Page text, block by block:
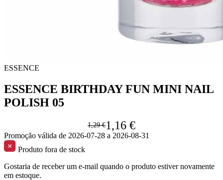
ESSENCE
ESSENCE BIRTHDAY FUN MINI NAIL
POLISH 05
1,29 €1,16 €
Promoção válida de 2026-07-28 a 2026-08-31
Produto fora de stock
Gostaria de receber um e-mail quando o produto estiver novamente
em estoque.